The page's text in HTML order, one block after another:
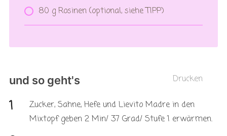
80 g Rosinen (optional, siehe TIPP)
Drucken
und so geht's
Zucker, Sahne, Hefe und Lievito Madre in den
Mixtopf geben 2 Min/ 37 Grad/ Stufe 1 erwärmen.